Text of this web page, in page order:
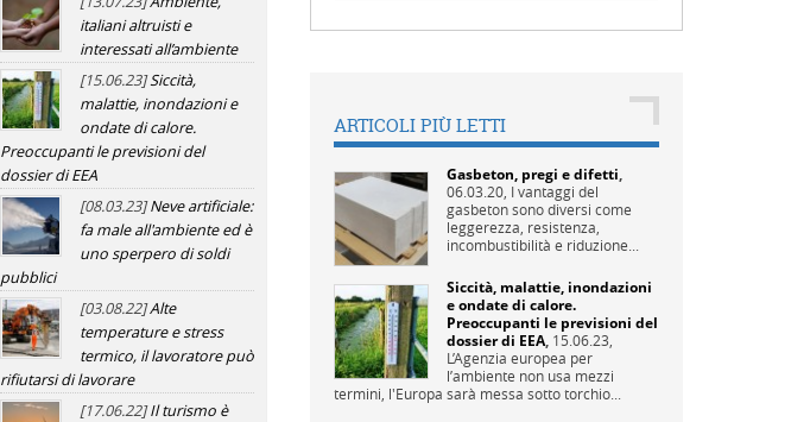
italiani altruisti e
interessati all’ambiente
[15.06.23]Siccità,
malattie, inondazioni e
ondate di calore.
Preoccupanti le previsioni del
dossier di EEA
[08.03.23]Neve artificiale:
fa male all'ambiente ed è
uno sperpero di soldi
pubblici
[03.08.22]Alte
temperature e stress
termico, il lavoratore può
rifiutarsi di lavorare
[17.06.22]Il turismo è
ARTICOLI PIÙ LETTI
Gasbeton, pregi e difetti,
06.03.20, I vantaggi del
gasbeton sono diversi come
leggerezza, resistenza,
incombustibilità e riduzione...
Siccità, malattie, inondazioni
e ondate di calore.
Preoccupanti le previsioni del
dossier di EEA, 15.06.23,
L’Agenzia europea per
l’ambiente non usa mezzi
termini, l'Europa sarà messa sotto torchio...